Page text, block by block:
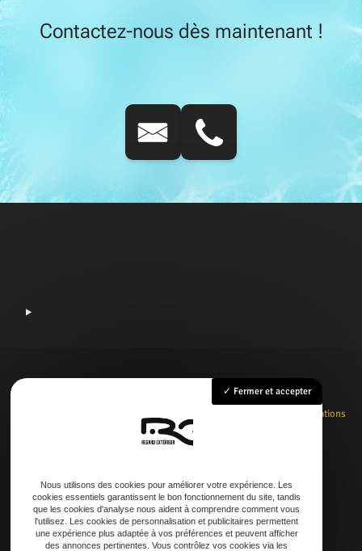
Contactez-nous dès maintenant !
Nos réalisations
Contact
Adresse
21 AVENUE DE LAOUADIE, 40600 Biscarrosse
Fermer et accepter
Nous utilisons des cookies pour améliorer votre expérience. Les
cookies essentiels garantissent le bon fonctionnement du site, tandis
que les cookies d'analyse nous aident à comprendre comment vous
l'utilisez. Les cookies de personnalisation et publicitaires permettent
une expérience plus adaptée à vos préférences et peuvent afficher
des annonces pertinentes. Vous contrôlez vos cookies via les